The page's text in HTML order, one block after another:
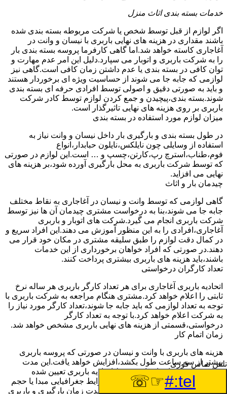
خدمات بسته بندی اثاث منزل
اگر لوازم از قبل توسط شخص یا شرکت مربوطه بسته بندی شده
باشند مقداری در هزینه های نهایی باربری با نیسان و وانت در
آغاجاری کاسته خواهد شد.اما گاهی کارفرما پروسه بسته بندی بار
را به شرکت باربری و اتوبار می سپارد.دلیل این امر عدم مهارت و
توان کافی در بسته بندی یا عدم داشتن زمان کافی است.گاهی نیز
لوازمی که جابه جا می شوند از حساسیت ویژه ای برخوردار هستند
و باید به صورتی دقیق و اصولی توسط افرادی حرفه ای بسته بندی
شوند.بسته بندی،پیچیدن و جمع کردن لوازم توسط کادر شرکت
باربری بر روی هزینه های نهایی تاثیرگذار است.
میزان لوازم مورد استفاده در بسته بندی
در طول بسته بندی و بارگیری بار داخل نیسان و وانت نیاز به
استفاده از وسایلی چون نایلکس،نایلون حبابدار،انواع
فوم،طناب،استرچ رپ،کارتن،چسپ و … است.این لوازم در صورتی
که توسط شرکت باربری به محل بارگیری آورده شود،بر هزینه های
نهایی می افزاید.
چیدمان بار و اثاث
گاهی لوازمی که توسط وانت و نیسان در آغاجاری به نقاط مختلف
جابه جا می شوند،بنا به درخواست مشتری چیدمان آن ها نیز توسط
شرکت باربری انجام می گیرد.شرکت های اتوبار و باربری
آغاجاری،افرادی را به این منظور آموزش می دهند.این افراد سریع و
در کمال دقت لوازم را طبق سلیقه مشتری در مکان خود قرار می
دهند.در صورتی که افراد خواهان برخورداری از این خدمات
باشند،باید هزینه های باربری بیشتری پرداخت کنند.
تعداد کارگران درخواستی
اتحادیه باربری آغاجاری برای هر تعداد کارگر باربری هر ساله نرخ
ثابتی را اعلام خواهد کرد.مشتری هنگام مراجعه به شرکت باربری با
توجه به تعداد لوازمی که باید جابه جا شوند،تعداد کارگر مورد نیاز را
به شرکت اعلام خواهد کرد.با توجه به تعداد کارگر
درخواستی،قسمتی از هزینه های نهایی باربری مشخص خواهد شد.
زمان اتمام کار
هزینه های باربری با وانت و نیسان در صورتی که پروسه باربری
بیشتر از سه ساعت طول بکشد،افزایش خواهد یافت.این مدت
زمان به صورت استادندارد توسط اتحادیه باربری تعیین شده
است.عواملی مثل آب وهوا،ترافیک،شرایط جغرافیایی مبدا یا حجم
زیاد لوازم ممکن است باعث افزایش مدت زمان بارگیری و باربری
تلفن تماس فوری
tel:#
☞☏